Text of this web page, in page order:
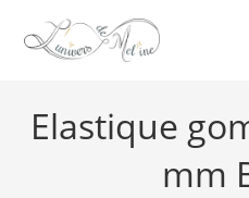
Elastique
mm